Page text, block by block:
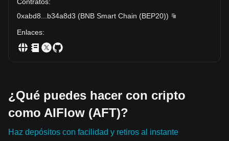
0xabd8
b34a8d3 (BNB Smart Chain (BEP20))
Enlaces:
¿Qué puedes hacer con cripto
como AIFlow (AFT)?
Haz depósitos con facilidad y retiros al instante